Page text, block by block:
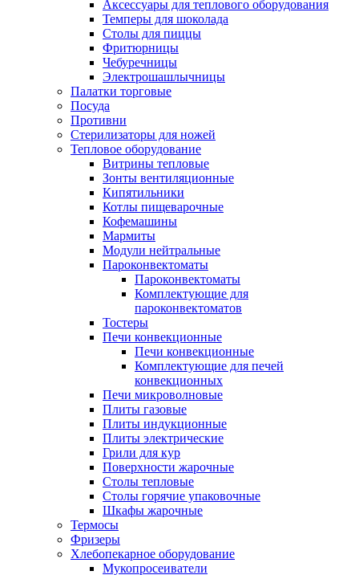
Аксессуары для теплового оборудования
Темперы для шоколада
Столы для пиццы
Фритюрницы
Чебуречницы
Электрошашлычницы
Палатки торговые
Посуда
Противни
Стерилизаторы для ножей
Тепловое оборудование
Витрины тепловые
Зонты вентиляционные
Кипятильники
Котлы пищеварочные
Кофемашины
Мармиты
Модули нейтральные
Пароконвектоматы
Пароконвектоматы
Комплектующие для
пароконвектоматов
Тостеры
Печи конвекционные
Печи конвекционные
Комплектующие для печей
конвекционных
Печи микроволновые
Плиты газовые
Плиты индукционные
Плиты электрические
Грили для кур
Поверхности жарочные
Столы тепловые
Столы горячие упаковочные
Шкафы жарочные
Термосы
Фризеры
Хлебопекарное оборудование
Мукопросеиватели